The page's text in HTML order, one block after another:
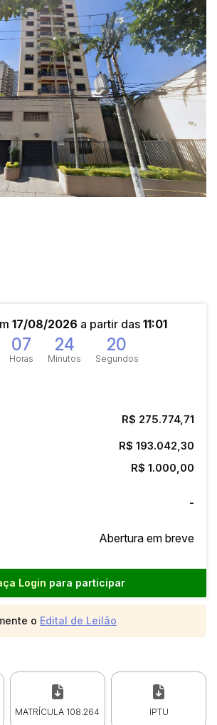
17/08/2026 a partir das 11:01
07
Horas
24
Minutos
20
Segundos
R$ 275.774,71
R$ 193.042,30
R$ 1.000,00
-
Abertura em breve
Login para participar
o Edital de Leilão
MATRÍCULA 108.264 IPTU